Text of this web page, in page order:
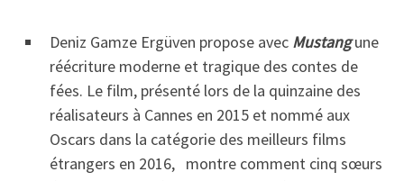
Deniz Gamze Ergüven propose avec Mustangune
réécriture moderne et tragique des contes de
fées. Le film, présenté lors de la quinzaine des
réalisateurs à Cannes en 2015 et nommé aux
Oscars dans la catégorie des meilleurs films
étrangers en 2016, montre comment cinq sœurs